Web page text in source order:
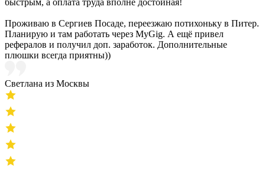
быстрым, а оплата труда вполне достойная!
Проживаю в Сергиев Посаде, переезжаю потихоньку в Питер.
Планирую и там работать через MyGig. А ещё привел
рефералов и получил доп. заработок. Дополнительные
плюшки всегда приятны))
Светлана из Москвы